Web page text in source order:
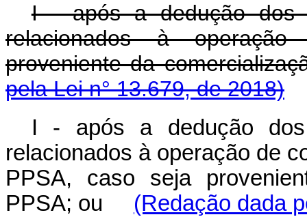
I - após a dedução dos
relacionados à
proveniente da
pela Lei n° 13.679, de 2018)
I - após a dedução dos
relacionados à operação de
PPSA, caso seja
PPSA; ou (Redação dada